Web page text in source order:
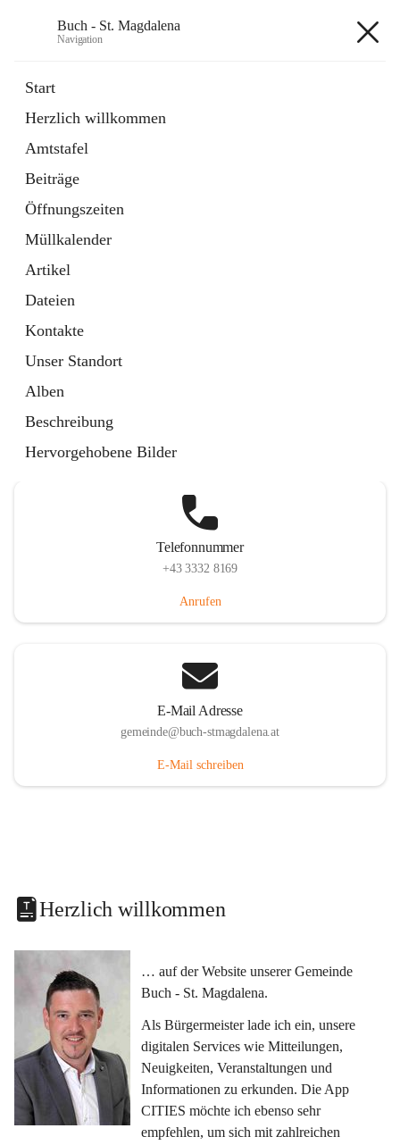
Buch - St. Magdalena
Navigation
Start
Herzlich willkommen
Amtstafel
Beiträge
Öffnungszeiten
Müllkalender
Artikel
Dateien
Kontakte
Unser Standort
Alben
Beschreibung
Hervorgehobene Bilder
11 Schnellzugriffe
Bürgerservice
10 Schnellzugriffe
Telefonnummer
+43 3332 8169
Anrufen
E-Mail Adresse
gemeinde@buch-stmagdalena.at
E-Mail schreiben
Herzlich willkommen
… auf der Website unserer Gemeinde
Buch - St. Magdalena.
Als Bürgermeister lade ich ein, unsere
digitalen Services wie Mitteilungen,
Neuigkeiten, Veranstaltungen und
Informationen zu erkunden. Die App
CITIES möchte ich ebenso sehr
empfehlen, um sich mit zahlreichen